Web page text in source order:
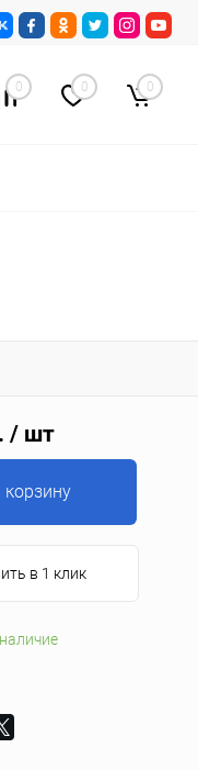
0 0 0
/ шт
корзину
в 1 клик